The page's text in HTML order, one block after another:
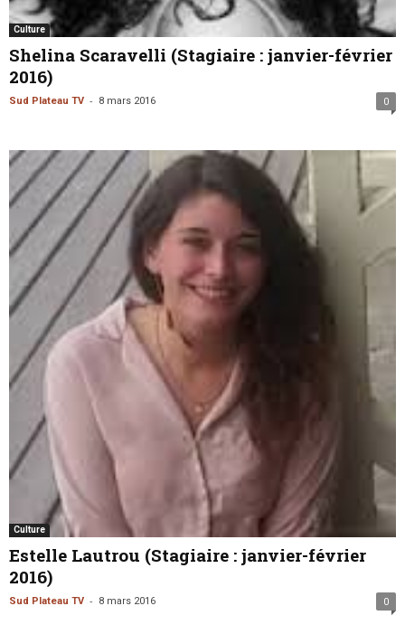
Culture
Shelina Scaravelli (Stagiaire : janvier-février
2016)
Sud Plateau TV - 8 mars 2016 0
Culture
Estelle Lautrou (Stagiaire : janvier-février
2016)
Sud Plateau TV - 8 mars 2016 0